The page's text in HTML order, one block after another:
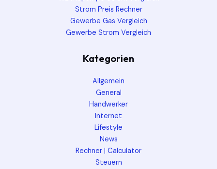
Strom Preis Rechner
Gewerbe Gas Vergleich
Gewerbe Strom Vergleich
Kategorien
Allgemein
General
Handwerker
Internet
Lifestyle
News
Rechner | Calculator
Steuern